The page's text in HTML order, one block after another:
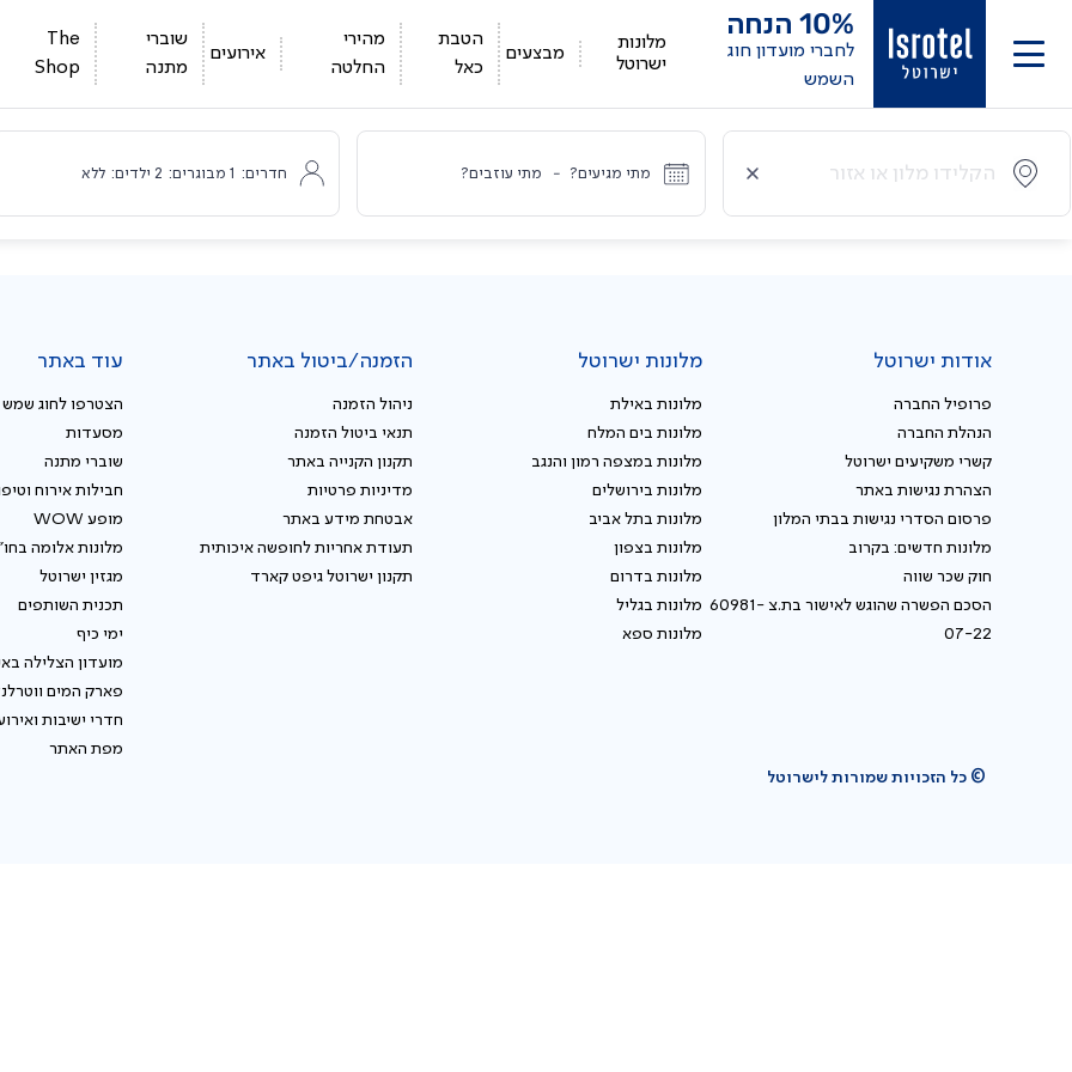
10% הנחה
לחברי מועדון חוג
השמש
מלונות
ישרוטל
מבצעים
הטבת
כאל
מהירי
החלטה
אירועים
שוברי
מתנה
The
Shop
מתי מגיעים? - מתי עוזבים? חדרים: 1 מבוגרים: 2 ילדים: ללא
אודות ישרוטל
פרופיל החברה
הנהלת החברה
קשרי משקיעים ישרוטל
הצהרת נגישות באתר
פרסום הסדרי נגישות בבתי המלון
מלונות חדשים: בקרוב
חוק שכר שווה
הסכם הפשרה שהוגש לאישור בת.צ 60981-
07-22
מלונות ישרוטל
מלונות באילת
מלונות בים המלח
מלונות במצפה רמון והנגב
מלונות בירושלים
מלונות בתל אביב
מלונות בצפון
מלונות בדרום
מלונות בגליל
מלונות ספא
הזמנה/ביטול באתר
ניהול הזמנה
תנאי ביטול הזמנה
תקנון הקנייה באתר
מדיניות פרטיות
אבטחת מידע באתר
תעודת אחריות לחופשה איכותית
תקנון ישרוטל גיפט קארד
עוד באתר
הצטרפו לחוג שמש
מסעדות
שוברי מתנה
חבילות אירוח
מופע WOW
מלונות אלומה
מגזין ישרוטל
תכנית השותפים
ימי כיף
מועדון הצלילה
פארק המים
חדרי ישיבות
מפת האתר
© כל הזכויות שמורות לישרוטל